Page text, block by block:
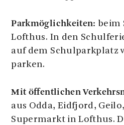
Parkmöglichkeiten: beim
Lofthus. In den
auf dem Schulparkplatz
parken.
Mit öffentlichen
aus Odda, Eidfjord,
Supermarkt in Lofthus.